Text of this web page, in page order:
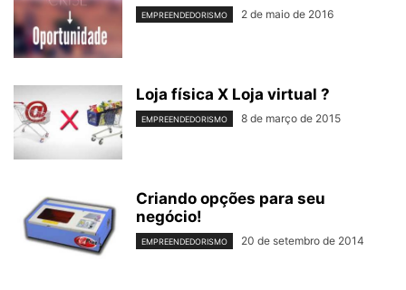
EMPREENDEDORISMO 2 de maio de 2016
Loja física X Loja virtual ?
EMPREENDEDORISMO 8 de março de 2015
Criando opções para seu
negócio!
EMPREENDEDORISMO 20 de setembro de 2014